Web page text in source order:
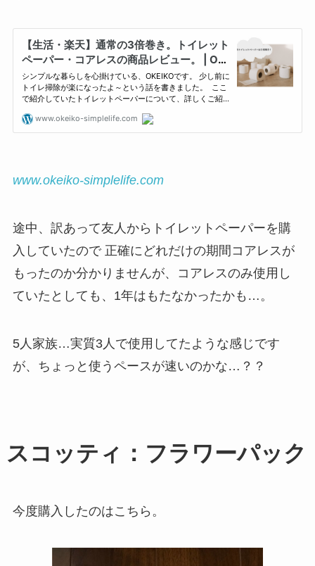
www.okeiko-simplelife.com
途中、訳あって友人からトイレットペーパーを購
入していたので 正確にどれだけの期間コアレスが
もったのか分かりませんが、コアレスのみ使用し
ていたとしても、1年はもたなかったかも…。
5人家族…実質3人で使用してたような感じです
が、ちょっと使うペースが速いのかな…？？
スコッティ：フラワーパック
今度購入したのはこちら。